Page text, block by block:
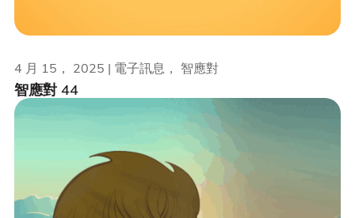
智應對 44
4 月 15， 2025 | 電子訊息， 智應對